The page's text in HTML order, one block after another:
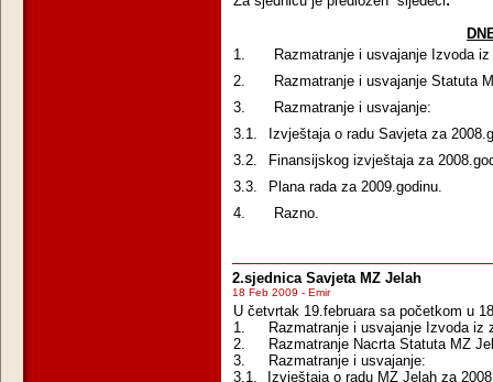
1.
Razmatranje i usvajanje Izvoda
2.
Razmatranje i usvajanje Statuta
3.
Razmatranje i usvajanje:
3.1.
Izvještaja o radu Savjeta za
3.2.
Finansijskog izvještaja za
3.3.
Plana rada za 2009.godinu.
4.
Razno.
2.sjednica Savjeta MZ Jelah
18 Feb 2009 - Emir
U četvrtak 19.februara sa početkom u
1.
Razmatranje i usvajanje Izvoda
2.
Razmatranje Nacrta Statuta MZ
3.
Razmatranje i usvajanje:
3.1.
Izvještaja o radu MZ Jelah za